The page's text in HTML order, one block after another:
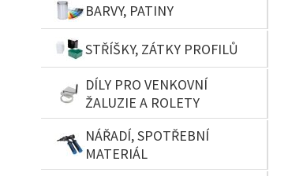
BARVY, PATINY
STŘÍŠKY, ZÁTKY PROFILŮ
DÍLY PRO VENKOVNÍ
ŽALUZIE A ROLETY
NÁŘADÍ, SPOTŘEBNÍ
MATERIÁL